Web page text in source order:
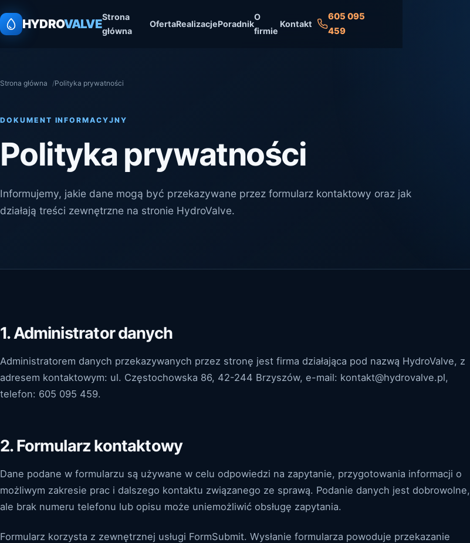
HYDROVALVEStrona
główna
OfertaRealizacjePoradnik
O
firmie
Kontakt
605 095
459
Strona główna Polityka prywatności
DOKUMENT INFORMACYJNY
Polityka prywatności
Informujemy, jakie dane mogą być przekazywane przez formularz kontaktowy oraz jak
działają treści zewnętrzne na stronie HydroValve.
1. Administrator danych
Administratorem danych przekazywanych przez stronę jest firma działająca pod nazwą HydroValve, z
adresem kontaktowym: ul. Częstochowska 86, 42-244 Brzyszów, e-mail: kontakt@hydrovalve.pl,
telefon: 605 095 459.
2. Formularz kontaktowy
Dane podane w formularzu są używane w celu odpowiedzi na zapytanie, przygotowania informacji o
możliwym zakresie prac i dalszego kontaktu związanego ze sprawą. Podanie danych jest dobrowolne,
ale brak numeru telefonu lub opisu może uniemożliwić obsługę zapytania.
Formularz korzysta z zewnętrznej usługi FormSubmit. Wysłanie formularza powoduje przekazanie